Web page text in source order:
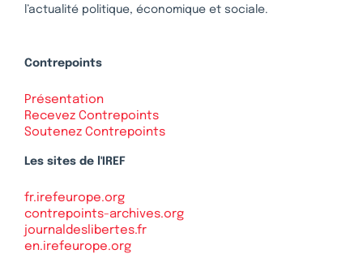
l’actualité politique, économique et sociale.
Contrepoints
Présentation
Recevez Contrepoints
Soutenez Contrepoints
Les sites de l'IREF
fr.irefeurope.org
contrepoints-archives.org
journaldeslibertes.fr
en.irefeurope.org